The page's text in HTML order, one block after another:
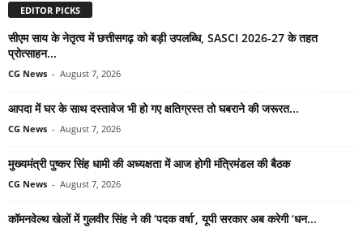
EDITOR PICKS
सीएम साय के नेतृत्व में छत्तीसगढ़ को बड़ी उपलब्धि, SASCI 2026-27 के तहत
प्रोत्साहन...
CG News - August 7, 2026
आपदा में घर के साथ दस्तावेज भी हो गए क्षतिग्रस्त तो घबराने की जरूरत...
CG News - August 7, 2026
मुख्यमंत्री पुष्कर सिंह धामी की अध्यक्षता में आज होगी मंत्रिमंडल की बैठक
CG News - August 7, 2026
कॉमनवेल्थ खेलों में गुलवीर सिंह ने की ‘पदक वर्षा’, यूपी सरकार अब करेगी ‘धन...